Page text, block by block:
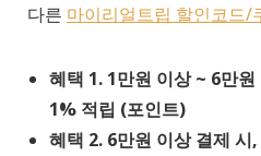
다른 마이리얼트립 할인코드/
혜택 1. 1만원 이상 ~ 6만
1% 적립 (포인트)
혜택 2. 6만원 이상 결제 시